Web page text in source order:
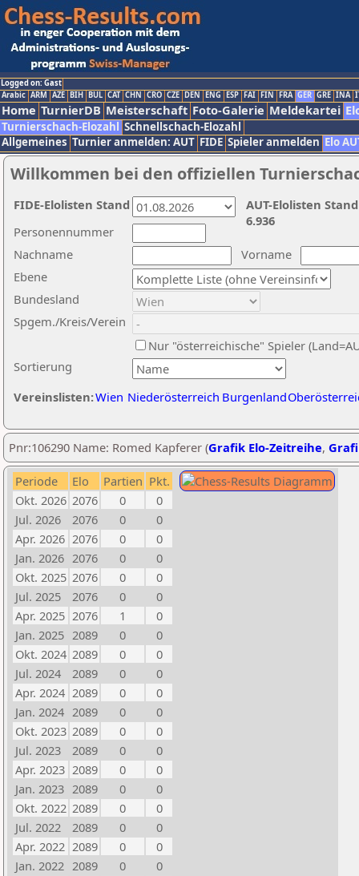
Logged on: Gast
Arabic ARM AZE BIH BUL CAT CHN CRO CZE DEN ENG ESP FAI FIN FRA GER GRE INA
Home TurnierDB Meisterschaft Foto-Galerie Meldekartei
Turnierschach-Elozahl Schnellschach-Elozahl
Allgemeines Turnier anmelden: AUT FIDE Spieler anmelden Elo
Willkommen bei den offiziellen
Nachname
Vorname
Ebene
Sortierung
Personennummer
Bundesland
Spgem./Kreis/Verein
Nur "österreichische" Spieler
Vereinslisten:Wien Niederösterreich Burgenland
AUT-Elolisten
6.936
FIDE-Elolisten Stand
Pnr:106290 Name: Romed Kapferer (Grafik Elo-Zeitreihe,
Periode Elo Partien Pkt.
Okt. 2026 2076 0
0
Jul. 2026
2076 0
0
Apr. 2026 2076 0
0
Jan. 2026 2076 0
0
Okt. 2025 2076 0
0
Jul. 2025
2076 0
0
Apr. 2025 2076 1
0
Jan. 2025 2089 0
0
Okt. 2024 2089 0
0
Jul. 2024
2089 0
0
Apr. 2024 2089 0
0
Jan. 2024 2089 0
0
Okt. 2023 2089 0
0
Jul. 2023
2089 0
0
Apr. 2023 2089 0
0
Jan. 2023 2089 0
0
Okt. 2022 2089 0
0
Jul. 2022
2089 0
0
Apr. 2022 2089 0
0
Jan. 2022 2089 0
0